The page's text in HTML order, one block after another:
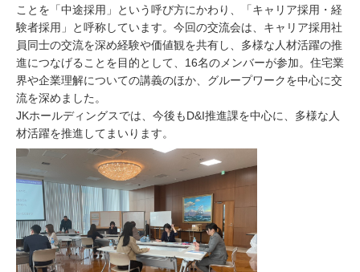
ことを「中途採用」という呼び方にかわり、「キャリア採用・経
験者採用」と呼称しています。今回の交流会は、キャリア採用社
員同士の交流を深め経験や価値観を共有し、多様な人材活躍の推
進につなげることを目的として、16名のメンバーが参加。住宅業
界や企業理解についての講義のほか、グループワークを中心に交
流を深めました。
JKホールディングスでは、今後もD&I推進課を中心に、多様な人
材活躍を推進してまいります。